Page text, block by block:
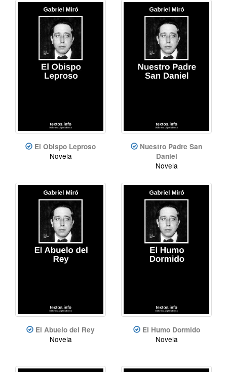
El Obispo Leproso
Novela
Nuestro Padre San
Daniel
Novela
El Abuelo del Rey
Novela
El Humo Dormido
Novela